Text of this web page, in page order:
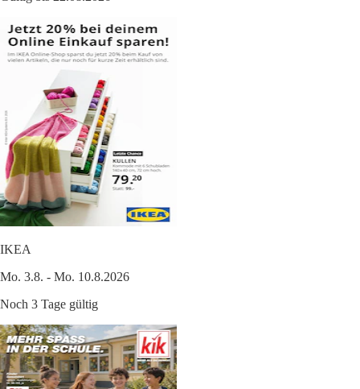
IKEA
Mo. 3.8. - Mo. 10.8.2026
Noch 3 Tage gültig